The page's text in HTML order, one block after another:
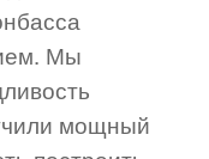
Мы
мощный